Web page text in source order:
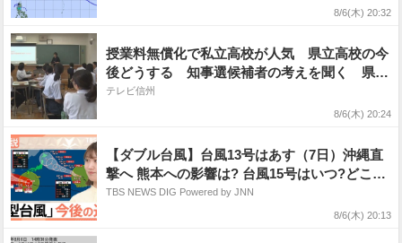
どうなる? 進路予想・勢力を詳しく 今後の全
8/6(木) 20:32
授業料無償化で私立高校が人気 県立高校の今
後どうする 知事選候補者の考えを聞く 県は
統廃合などで高校再編進める【長野】
テレビ信州
8/6(木) 20:24
【ダブル台風】台風13号はあす（7日）沖縄直
撃へ 熊本への影響は? 台風15号はいつ?どこに
接近?【Nスタ解説】
TBS NEWS DIG Powered by JNN
8/6(木) 20:13